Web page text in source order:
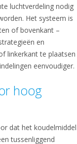
luchtverdeling nodig
Het systeem is
of bovenkant –
en
linkerkant te plaatsen
eenvoudiger.
hoog
dat het koudelmiddel
tussenliggend